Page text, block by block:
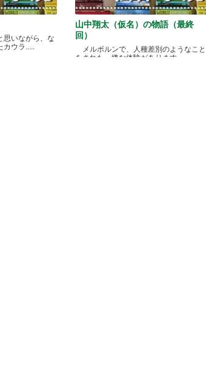
いながら、な
ウラ.....
山中翔太（仮名）の物語（最終
回）
メルボルンで、人種差別のようなこと
をされた、嫌な体験があります.....